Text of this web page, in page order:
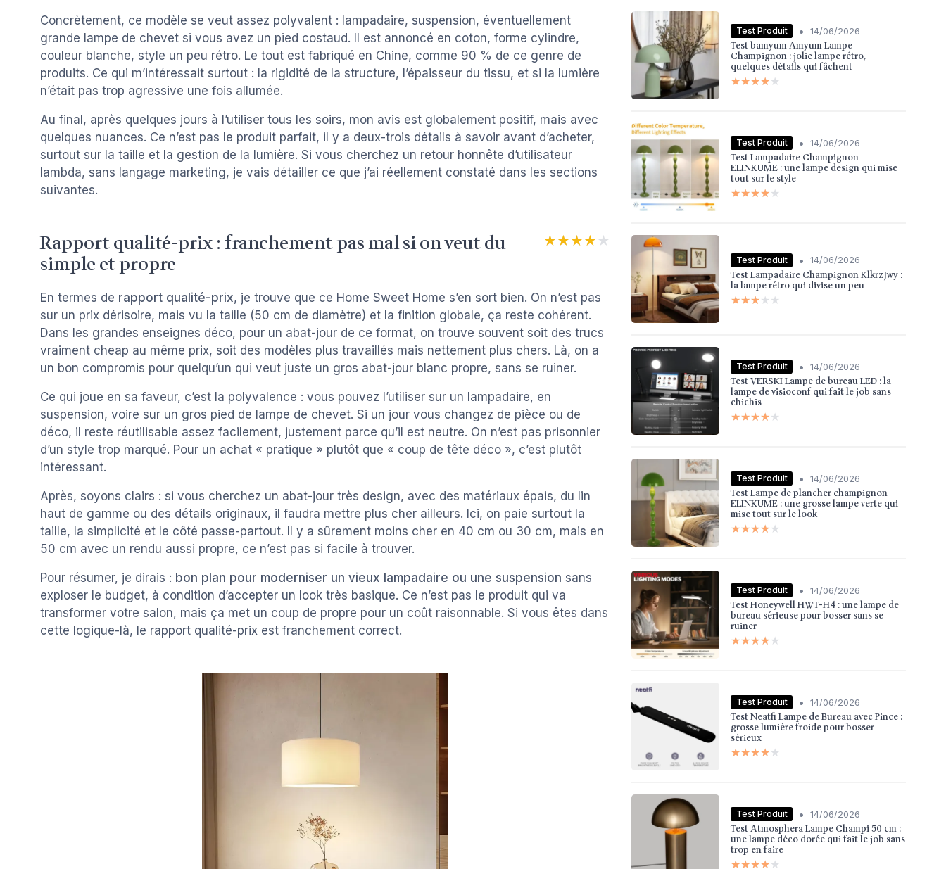
Concrètement, ce modèle se veut assez polyvalent : lampadaire, suspension, éventuellement
grande lampe de chevet si vous avez un pied costaud. Il est annoncé en coton, forme cylindre,
couleur blanche, style un peu rétro. Le tout est fabriqué en Chine, comme 90 % de ce genre de
produits. Ce qui m’intéressait surtout : la rigidité de la structure, l’épaisseur du tissu, et si la lumière
n’était pas trop agressive une fois allumée.
Au final, après quelques jours à l’utiliser tous les soirs, mon avis est globalement positif, mais avec
quelques nuances. Ce n’est pas le produit parfait, il y a deux-trois détails à savoir avant d’acheter,
surtout sur la taille et la gestion de la lumière. Si vous cherchez un retour honnête d’utilisateur
lambda, sans langage marketing, je vais détailler ce que j’ai réellement constaté dans les sections
suivantes.
Rapport qualité-prix : franchement pas mal si on veut du
simple et propre
★★★★★
★★★★★
En termes de rapport qualité-prix, je trouve que ce Home Sweet Home s’en sort bien. On n’est pas
sur un prix dérisoire, mais vu la taille (50 cm de diamètre) et la finition globale, ça reste cohérent.
Dans les grandes enseignes déco, pour un abat-jour de ce format, on trouve souvent soit des trucs
vraiment cheap au même prix, soit des modèles plus travaillés mais nettement plus chers. Là, on a
un bon compromis pour quelqu’un qui veut juste un gros abat-jour blanc propre, sans se ruiner.
Ce qui joue en sa faveur, c’est la polyvalence : vous pouvez l’utiliser sur un lampadaire, en
suspension, voire sur un gros pied de lampe de chevet. Si un jour vous changez de pièce ou de
déco, il reste réutilisable assez facilement, justement parce qu’il est neutre. On n’est pas prisonnier
d’un style trop marqué. Pour un achat « pratique » plutôt que « coup de tête déco », c’est plutôt
intéressant.
Après, soyons clairs : si vous cherchez un abat-jour très design, avec des matériaux épais, du lin
haut de gamme ou des détails originaux, il faudra mettre plus cher ailleurs. Ici, on paie surtout la
taille, la simplicité et le côté passe-partout. Il y a sûrement moins cher en 40 cm ou 30 cm, mais en
50 cm avec un rendu aussi propre, ce n’est pas si facile à trouver.
Pour résumer, je dirais : bon plan pour moderniser un vieux lampadaire ou une suspension sans
exploser le budget, à condition d’accepter un look très basique. Ce n’est pas le produit qui va
transformer votre salon, mais ça met un coup de propre pour un coût raisonnable. Si vous êtes dans
cette logique-là, le rapport qualité-prix est franchement correct.
Test Produit • 14/06/2026
Test bamyum Amyum Lampe
Champignon : jolie lampe rétro,
quelques détails qui fâchent
★★★★★
★★★★★
Test Produit • 14/06/2026
Test Lampadaire Champignon
ELINKUME : une lampe design qui mise
tout sur le style
★★★★★
★★★★★
Test Produit • 14/06/2026
Test Lampadaire Champignon KlkrzJwy :
la lampe rétro qui divise un peu
★★★★★
★★★★★
Test Produit • 14/06/2026
Test VERSKI Lampe de bureau LED : la
lampe de visioconf qui fait le job sans
chichis
★★★★★
★★★★★
Test Produit • 14/06/2026
Test Lampe de plancher champignon
ELINKUME : une grosse lampe verte qui
mise tout sur le look
★★★★★
★★★★★
Test Produit • 14/06/2026
Test Honeywell HWT-H4 : une lampe de
bureau sérieuse pour bosser sans se
ruiner
★★★★★
★★★★★
Test Produit • 14/06/2026
Test Neatfi Lampe de Bureau avec Pince :
grosse lumière froide pour bosser
sérieux
★★★★★
★★★★★
Test Produit • 14/06/2026
Test Atmosphera Lampe Champi 50 cm :
une lampe déco dorée qui fait le job sans
trop en faire
★★★★★
★★★★★